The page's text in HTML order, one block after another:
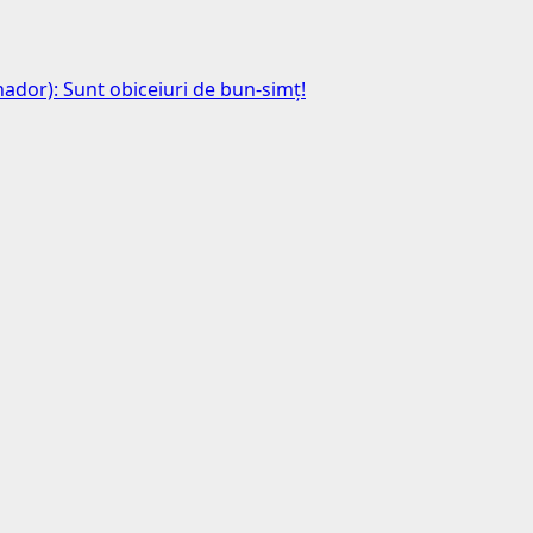
Sunt obiceiuri de bun-simț!